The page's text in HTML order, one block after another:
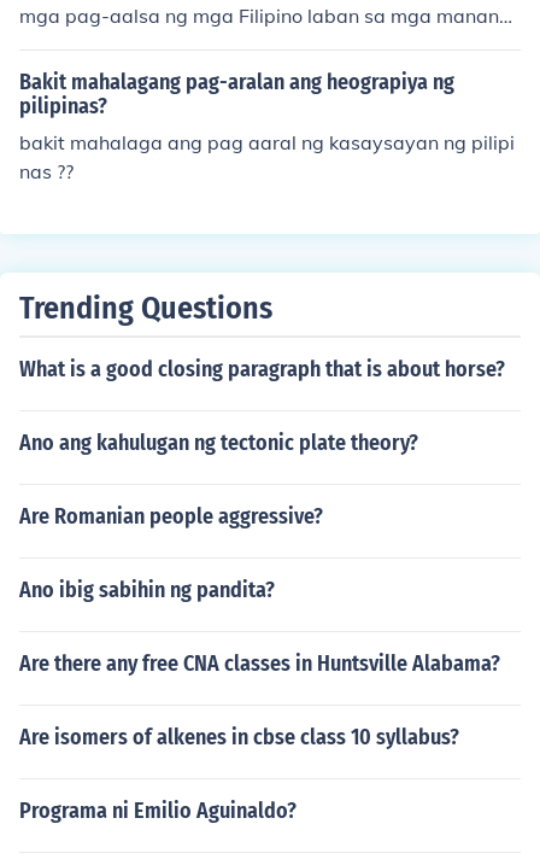
mga pag-aalsa ng mga Filipino laban sa mga mananak
op. Una, ang kakulangan sa pagkakaisa at koordinasyo
n sa pagitan ng iba't ibang grupo at lider ng pag-aals
a. Pangalawa, ang mas mataas na pwersa at mas ma
husay na kagamitan ng mga dayuhang mananakop, tul
ad ng mga Kastila at Amerikano. Panghuli, ang kakulan
Bakit mahalagang pag-aralan ang heograpiya ng
pilipinas?
bakit mahalaga ang pag aaral ng kasaysayan ng pilipi
nas ??
Trending Questions
What is a good closing paragraph that is about horse?
Ano ang kahulugan ng tectonic plate theory?
Are Romanian people aggressive?
Ano ibig sabihin ng pandita?
Are there any free CNA classes in Huntsville Alabama?
Are isomers of alkenes in cbse class 10 syllabus?
Programa ni Emilio Aguinaldo?